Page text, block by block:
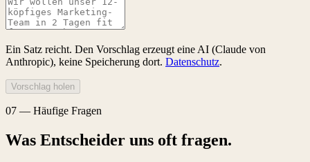
Ein Satz reicht. Den Vorschlag erzeugt eine AI (Claude von
Anthropic), keine Speicherung dort. Datenschutz.
Vorschlag holen
07 — Häufige Fragen
Was Entscheider uns oft fragen.